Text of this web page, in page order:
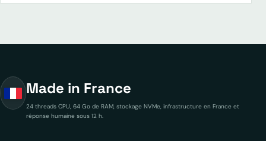
Made in France
24 threads CPU, 64 Go de RAM, stockage NVMe, infrastructure en France et
réponse humaine sous 12 h.